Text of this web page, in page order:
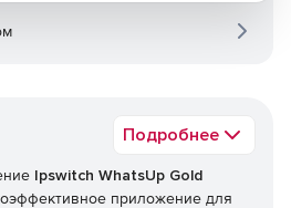
Подробнее
Ipswitch WhatsUp Gold
приложение для